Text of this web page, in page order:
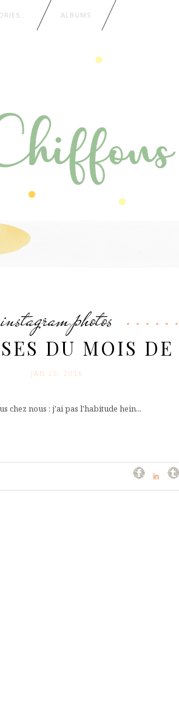
ALBUMS
instagram,photos
DU MOIS
JAN 25. 2016
chez nous : j'ai pas l'habitude hein...